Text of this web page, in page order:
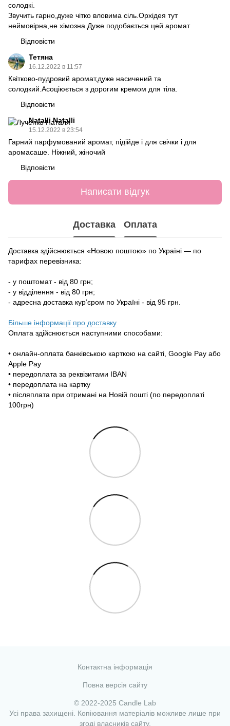
солодкі.
Звучить гарно,дуже чітко вловима сіль.Орхідея тут
неймовірна,не хімозна.Дуже подобається цей аромат
Відповісти
Тетяна
16.12.2022 в 11:57
Квітково-пудровий аромат,дуже насичений та
солодкий.Асоціюється з дорогим кремом для тіла.
Відповісти
Natalli Natalli
15.12.2022 в 23:54
Гарний парфумований аромат, підійде і для свічки і для
аромасаше. Ніжний, жіночий
Відповісти
Написати відгук
Доставка Оплата
Доставка здійснюється «Новою поштою» по Україні — по
тарифах перевізника:
- у поштомат - від 80 грн;
- у відділення - від 80 грн;
- адресна доставка кур’єром по Україні - від 95 грн.
Більше інформації про доставку
Оплата здійснюється наступними способами:
• онлайн-оплата банківською карткою на сайті, Google Pay або
Apple Pay
• передоплата за реквізитами IBAN
• передоплата на картку
• післяплата при отримані на Новій пошті (по передоплаті
100грн)
Контактна інформація
Повна версія сайту
© 2022-2025 Candle Lab
Усі права захищені. Копіювання матеріалів можливе лише при
згоді власників сайту.